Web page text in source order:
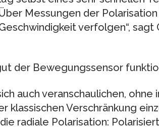
Messungen der
verfolgen“, sagt
der Bewegungssensor
auch veranschaulichen, ohne
klassischen Verschränkung
radiale Polarisation: